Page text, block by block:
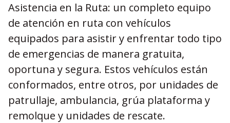
Asistencia en la Ruta: un completo equipo
de atención en ruta con vehículos
equipados para asistir y enfrentar todo tipo
de emergencias de manera gratuita,
oportuna y segura. Estos vehículos están
conformados, entre otros, por unidades de
patrullaje, ambulancia, grúa plataforma y
remolque y unidades de rescate.